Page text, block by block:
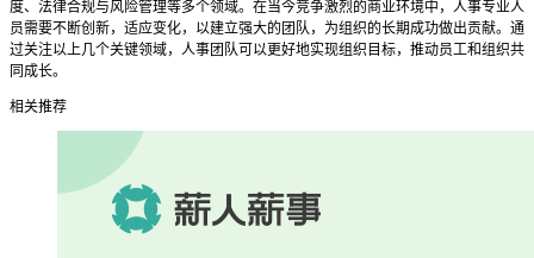
度、法律合规与风险管理等多个领域。在当今竞争激烈的商业环境中，人事专业人
员需要不断创新，适应变化，以建立强大的团队，为组织的长期成功做出贡献。通
过关注以上几个关键领域，人事团队可以更好地实现组织目标，推动员工和组织共
同成长。
相关推荐